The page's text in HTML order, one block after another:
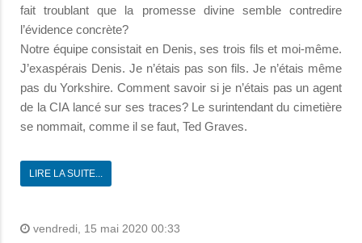
fait troublant que la promesse divine semble contredire
l’évidence concrète?
Notre équipe consistait en Denis, ses trois fils et moi-même.
J’exaspérais Denis. Je n’étais pas son fils. Je n’étais même
pas du Yorkshire. Comment savoir si je n’étais pas un agent
de la CIA lancé sur ses traces? Le surintendant du cimetière
se nommait, comme il se faut, Ted Graves.
LIRE LA SUITE...
vendredi, 15 mai 2020 00:33